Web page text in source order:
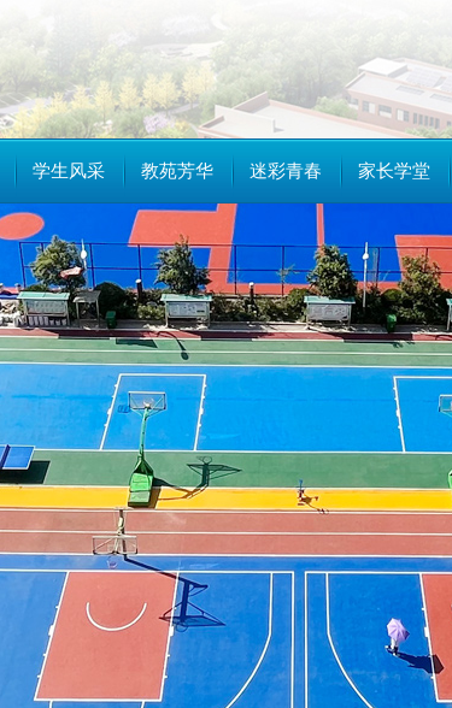
学生风采 教苑芳华 迷彩青春 家长学堂